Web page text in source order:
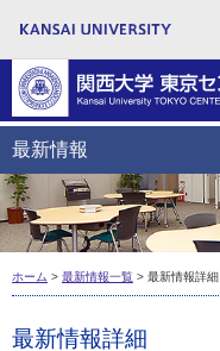
最新情報
ホーム > 最新情報一覧 > 最新情報詳細
最新情報詳細